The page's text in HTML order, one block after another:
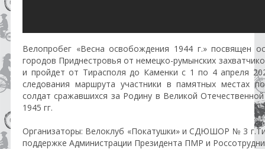
Велопробег «Весна освобождения 1944 г.» посвящен
городов Приднестровья от немецко-румынских
и пройдет от Тирасполя до Каменки с 1 по 4 апреля
следования маршрута участники в памятных местах
солдат сражавшихся за Родину в Великой
1945 гг.
Организаторы: Велоклуб «Покатушки» и СДЮШОР № 3
поддержке Администрации Президента ПМР и